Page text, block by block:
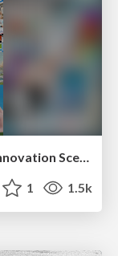
1 1.5k